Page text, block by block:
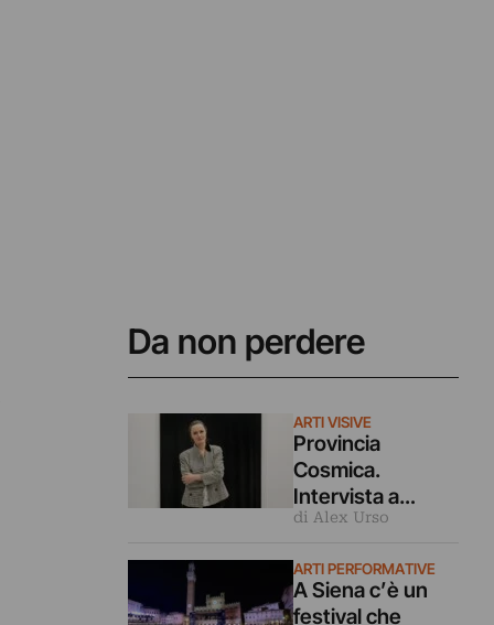
Da non perdere
ARTI VISIVE
Provincia
Cosmica.
Intervista a
Eugenia Vanni:
Siena senza
subirne il passato
di Alex Urso
ARTI PERFORMATIVE
A Siena c’è un
festival che